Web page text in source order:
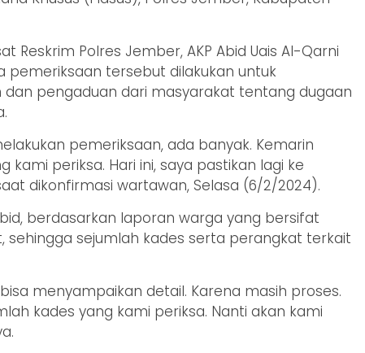
Reskrim Polres Jember, AKP Abid Uais Al-Qarni
pemeriksaan tersebut dilakukan untuk
dan pengaduan dari masyarakat tentang dugaan
pemeriksaan, ada banyak. Kemarin
kami periksa. Hari ini, saya pastikan lagi ke
dikonfirmasi wartawan, Selasa (6/2/2024).
berdasarkan laporan warga yang bersifat
sehingga sejumlah kades serta perangkat terkait
menyampaikan detail. Karena masih proses.
kades yang kami periksa. Nanti akan kami